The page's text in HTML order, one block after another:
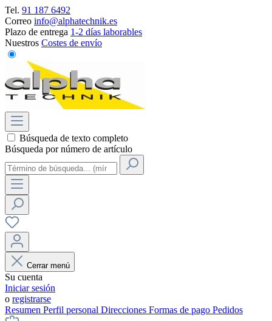
Tel. 91 187 6492
Correo info@alphatechnik.es
Plazo de entrega 1-2 días laborables
Nuestros Costes de envío
Búsqueda de texto completo
Búsqueda por número de artículo
Cerrar menú
Su cuenta
Iniciar sesión
o registrarse
Resumen Perfil personal Direcciones Formas de pago Pedidos